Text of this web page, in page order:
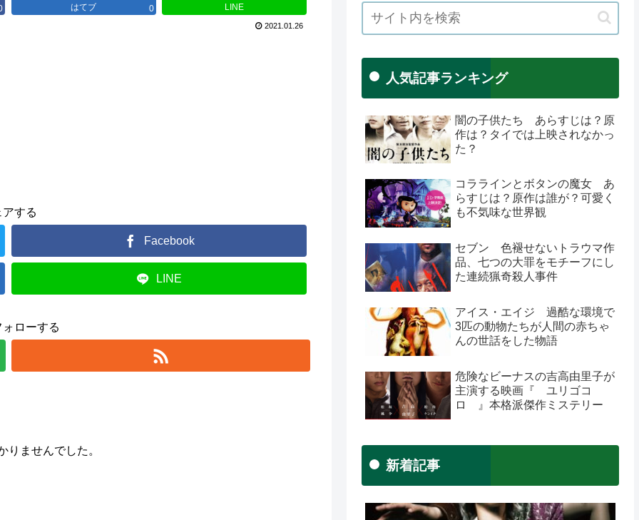
はてブ 0 LINE
2021.01.26
する
Facebook
LINE
ローする
りませんでした。
人気記事ランキング
闇の子供たち あらすじは？原
作は？タイでは上映されなかっ
た？
コララインとボタンの魔女 あ
らすじは？原作は誰が？可愛く
も不気味な世界観
セブン 色褪せないトラウマ作
品、七つの大罪をモチーフにし
た連続猟奇殺人事件
アイス・エイジ 過酷な環境で
3匹の動物たちが人間の赤ちゃ
んの世話をした物語
危険なビーナスの吉高由里子が
主演する映画『 ユリゴコ
ロ 』本格派傑作ミステリー
新着記事